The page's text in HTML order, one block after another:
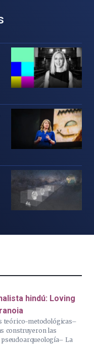
hindú: Loving
teórico-metodológicas–
construyeron las
La